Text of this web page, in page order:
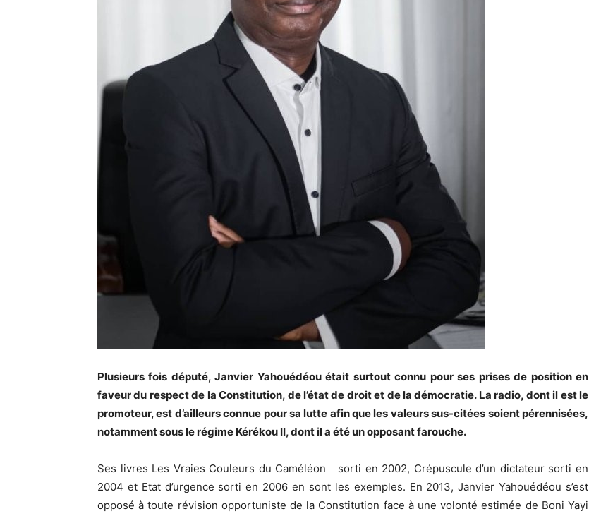
Plusieurs fois député, Janvier Yahouédéou était surtout connu pour ses prises de position en
faveur du respect de la Constitution, de l’état de droit et de la démocratie. La radio, dont il est le
promoteur, est d’ailleurs connue pour sa lutte afin que les valeurs sus-citées soient pérennisées,
notamment sous le régime Kérékou II, dont il a été un opposant farouche.
Ses livres Les Vraies Couleurs du Caméléon sorti en 2002, Crépuscule d’un dictateur sorti en
2004 et Etat d’urgence sorti en 2006 en sont les exemples. En 2013, Janvier Yahouédéou s’est
opposé à toute révision opportuniste de la Constitution face à une volonté estimée de Boni Yayi